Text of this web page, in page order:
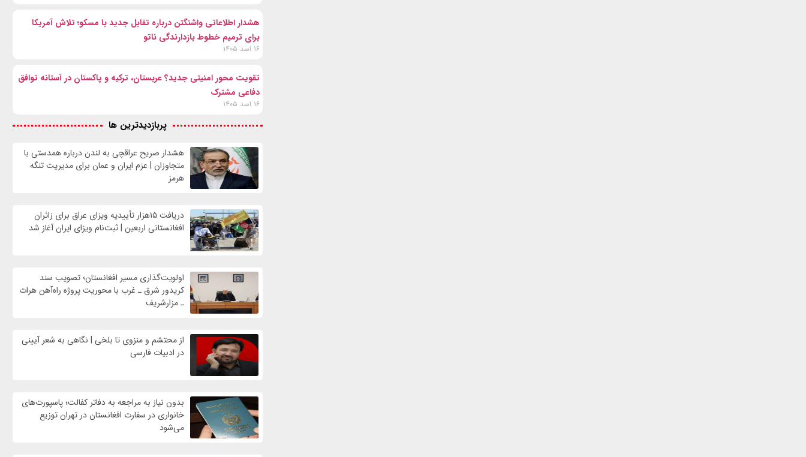
هشدار اطلاعاتی واشنگتن درباره تقابل جدید با مسکو؛ تلاش آمریکا
برای ترمیم خطوط بازدارندگی ناتو
۱۶ اسد ۱۴۰۵
تقویت محور امنیتی جدید؟ عربستان، ترکیه و پاکستان در آستانه توافق
دفاعی مشترک
۱۶ اسد ۱۴۰۵
پربازدیدترین ها
هشدار صریح عراقچی به لندن درباره همدستی با
متجاوزان | عزم ایران و عمان برای مدیریت تنگه
هرمز
دریافت ۱۵هزار تأییدیه ویزای عراق برای زائران
افغانستانی اربعین | ثبت‌نام ویزای ایران آغاز شد
اولویت‌گذاری مسیر افغانستان؛ تصویب سند
کریدور شرق ـ غرب با محوریت پروژه راه‌آهن هرات
ـ مزارشریف
از محتشم و منزوی تا بلخی | نگاهی به شعر آیینی
در ادبیات فارسی
بدون نیاز به مراجعه به دفاتر کفالت؛ پاسپورت‌های
خانواری در سفارت افغانستان در تهران توزیع
می‌شود